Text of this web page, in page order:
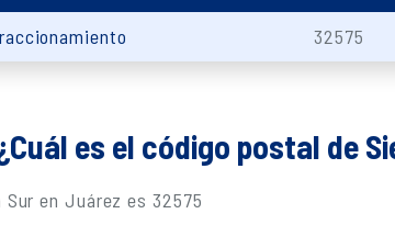
32575
es el código postal de
en Juárez es 32575